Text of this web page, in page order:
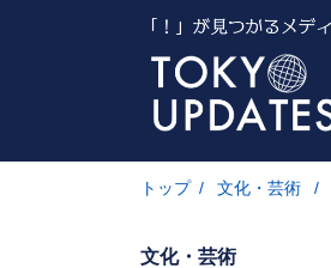
トップ / 文化・芸術 /
文化・芸術